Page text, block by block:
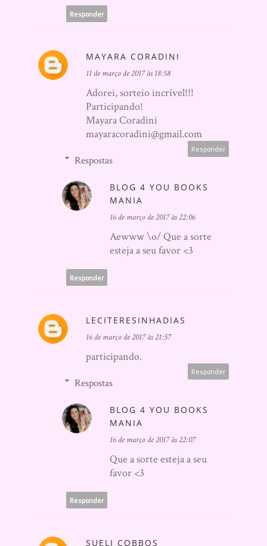
Responder
MAYARA CORADINI
11 de março de 2017 às 18:58
Adorei, sorteio incrível!!!
Participando!
Mayara Coradini
mayaracoradini@gmail.com
Responder
Respostas
BLOG 4 YOU BOOKS
MANIA
16 de março de 2017 às 22:06
Aewww \o/ Que a sorte
esteja a seu favor <3
Responder
LECITERESINHADIAS
16 de março de 2017 às 21:57
participando.
Responder
Respostas
BLOG 4 YOU BOOKS
MANIA
16 de março de 2017 às 22:07
Que a sorte esteja a seu
favor <3
Responder
SUELI COBBOS